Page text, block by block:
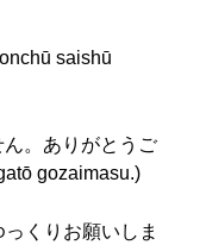
saishū
。ありがとうご
gozaimasu.)
くりお願いしま